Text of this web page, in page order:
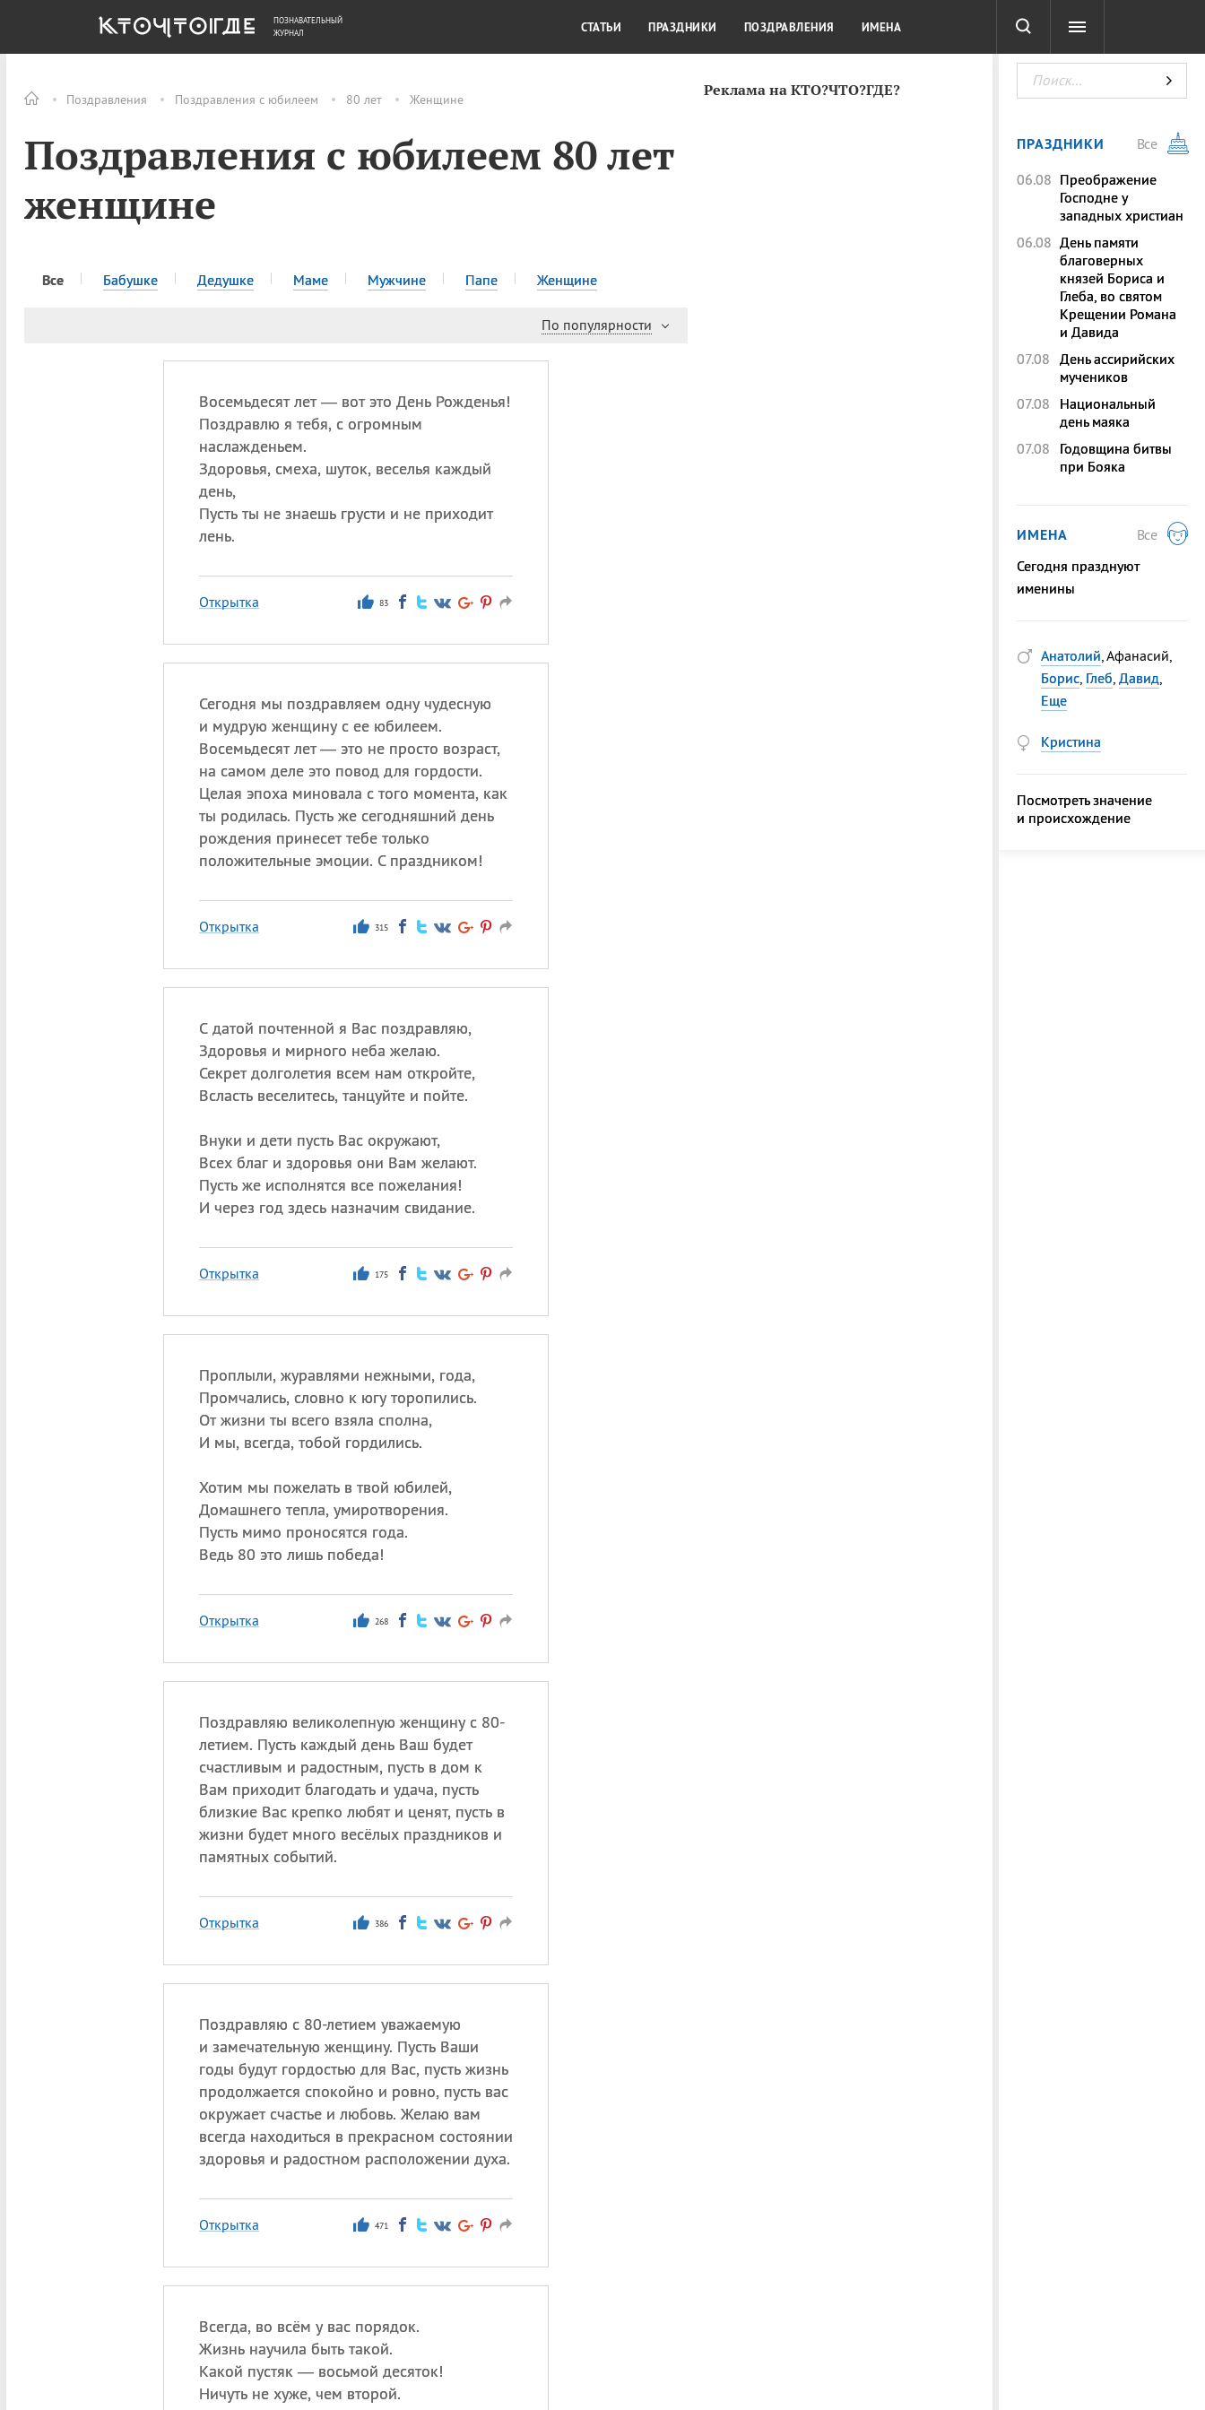
Поздравления Поздравления с юбилеем 80 лет Женщине
Поздравления с юбилеем 80 лет
женщине
Все Бабушке Дедушке Маме Мужчине Папе Женщине
По популярности
Восемьдесят лет — вот это День Рожденья!
Поздравлю я тебя, с огромным
наслажденьем.
Здоровья, смеха, шуток, веселья каждый
день,
Пусть ты не знаешь грусти и не приходит
лень.
Открытка 83
Сегодня мы поздравляем одну чудесную
и мудрую женщину с ее юбилеем.
Восемьдесят лет — это не просто возраст,
на самом деле это повод для гордости.
Целая эпоха миновала с того момента, как
ты родилась. Пусть же сегодняшний день
рождения принесет тебе только
положительные эмоции. С праздником!
Открытка 315
С датой почтенной я Вас поздравляю,
Здоровья и мирного неба желаю.
Секрет долголетия всем нам откройте,
Всласть веселитесь, танцуйте и пойте.
Внуки и дети пусть Вас окружают,
Всех благ и здоровья они Вам желают.
Пусть же исполнятся все пожелания!
И через год здесь назначим свидание.
Открытка 175
Проплыли, журавлями нежными, года,
Промчались, словно к югу торопились.
От жизни ты всего взяла сполна,
И мы, всегда, тобой гордились.
Хотим мы пожелать в твой юбилей,
Домашнего тепла, умиротворения.
Пусть мимо проносятся года.
Ведь 80 это лишь победа!
Открытка 268
Поздравляю великолепную женщину с 80-
летием. Пусть каждый день Ваш будет
счастливым и радостным, пусть в дом к
Вам приходит благодать и удача, пусть
близкие Вас крепко любят и ценят, пусть в
жизни будет много весёлых праздников и
памятных событий.
Открытка 386
Поздравляю с 80-летием уважаемую
и замечательную женщину. Пусть Ваши
годы будут гордостью для Вас, пусть жизнь
продолжается спокойно и ровно, пусть вас
окружает счастье и любовь. Желаю вам
всегда находиться в прекрасном состоянии
здоровья и радостном расположении духа.
Открытка 471
Всегда, во всём у вас порядок.
Жизнь научила быть такой.
Какой пустяк — восьмой десяток!
Ничуть не хуже, чем второй.
Реклама на КТО?ЧТО?ГДЕ?
ОБЩЕСТВО ДЕНЬГИ КУЛЬТУРА КРАСОТА ТЕСТЫ
ПОЗНАВАТЕЛЬНЫЙ
ЖУРНАЛ
СТАТЬИ ПРАЗДНИКИ ПОЗДРАВЛЕНИЯ ИМЕНА
ПРАЗДНИКИ
Все
06.08 Преображение
Господне у
западных христиан
06.08 День памяти
благоверных
князей Бориса и
Глеба, во святом
Крещении Романа
и Давида
07.08 День ассирийских
мучеников
07.08
Национальный
день маяка
07.08
Годовщина битвы
при Бояка
ИМЕНА
Все
Сегодня празднуют
именины
Анатолий, Афанасий,
Борис, Глеб, Давид,
Еще
Кристина
Посмотреть значение
и происхождение